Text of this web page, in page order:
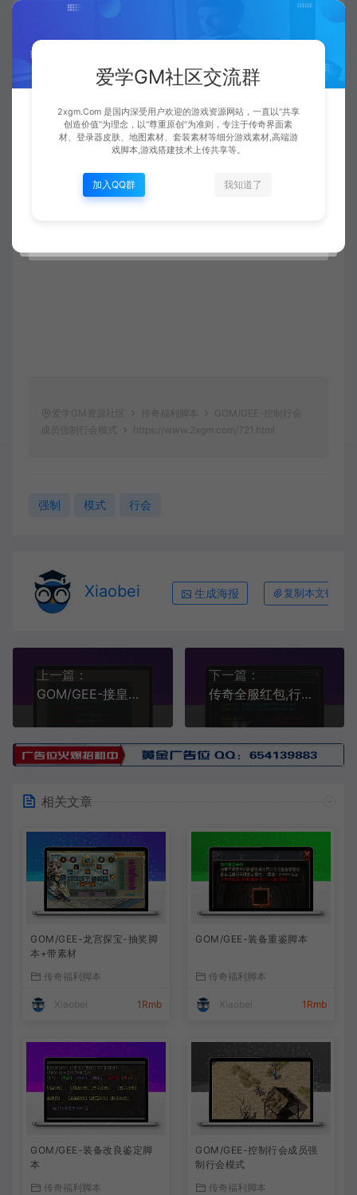
爱学GM资源社区 传奇福利脚本
GOM/GEE-控制行会
成员强制行会模式
https://www.2xgm.com/721.html
强制 模式 行会
Xiaobei 生成海报 复制本文链接
上一篇：
GOM/GEE-接皇榜任务脚本
下一篇：
传奇全服红包,行会红包脚本
相关文章
GOM/GEE-龙宫探宝-抽奖脚
本+带素材
传奇福利脚本
Xiaobei 1Rmb
GOM/GEE-装备重鉴脚本
传奇福利脚本
Xiaobei 1Rmb
GOM/GEE-装备改良鉴定脚
本
传奇福利脚本
GOM/GEE-控制行会成员强
制行会模式
传奇福利脚本
爱学GM社区交流群
2xgm.Com 是国内深受用户欢迎的游戏资源网站，一直以“共享
创造价值”为理念，以“尊重原创”为准则，专注于传奇界面素
材、登录器皮肤、地图素材、套装素材等细分游戏素材,高端游
戏脚本,游戏搭建技术上传共享等。
加入QQ群 我知道了